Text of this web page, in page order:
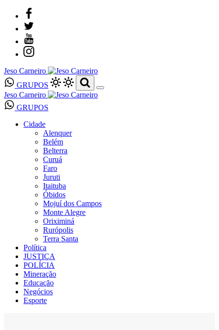
Jeso Carneiro
GRUPOS
Jeso Carneiro
GRUPOS
Cidade
Alenquer
Belém
Belterra
Curuá
Faro
Juruti
Itaituba
Óbidos
Mojuí dos Campos
Monte Alegre
Oriximiná
Rurópolis
Terra Santa
Política
JUSTIÇA
POLÍCIA
Mineração
Educação
Negócios
Esporte